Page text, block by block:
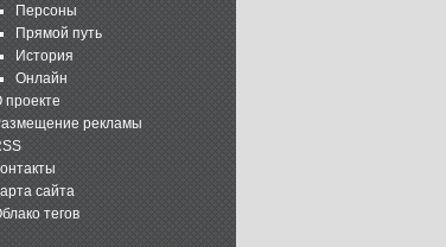
Персоны
Прямой путь
История
Онлайн
проекте
рекламы
сайта
тегов